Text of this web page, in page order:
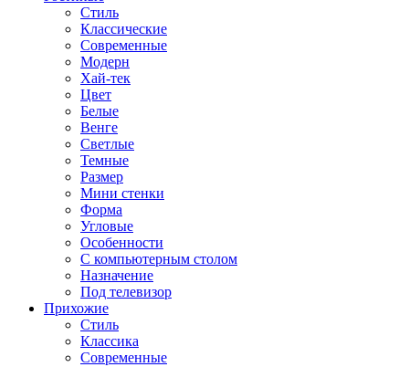
Стиль
Классические
Современные
Модерн
Хай-тек
Цвет
Белые
Венге
Светлые
Темные
Размер
Мини стенки
Форма
Угловые
Особенности
С компьютерным столом
Назначение
Под телевизор
Прихожие
Стиль
Классика
Современные